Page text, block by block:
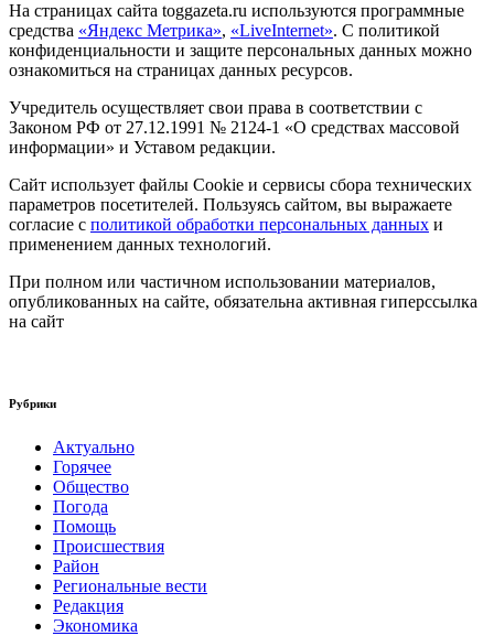
На страницах сайта toggazeta.ru используются программные
средства «Яндекс Метрика», «LiveInternet». С политикой
конфиденциальности и защите персональных данных можно
ознакомиться на страницах данных ресурсов.
Учредитель осуществляет свои права в соответствии с
Законом РФ от 27.12.1991 № 2124-1 «О средствах массовой
информации» и Уставом редакции.
Сайт использует файлы Cookie и сервисы сбора технических
параметров посетителей. Пользуясь сайтом, вы выражаете
согласие с политикой обработки персональных данных и
применением данных технологий.
При полном или частичном использовании материалов,
опубликованных на сайте, обязательна активная гиперссылка
на сайт
Рубрики
Актуально
Горячее
Общество
Погода
Помощь
Происшествия
Район
Региональные вести
Редакция
Экономика